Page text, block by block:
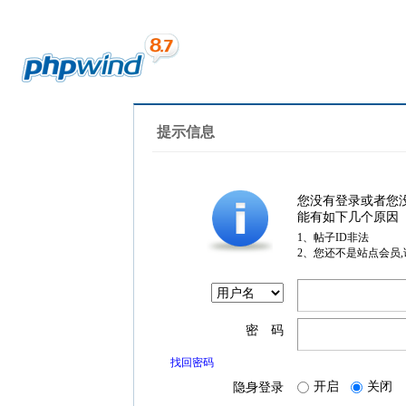
提示信息
您没有登录或者您
能有如下几个原因
1、帖子ID非法
2、您还不是站点会员
密 码
找回密码
隐身登录 开启 关闭